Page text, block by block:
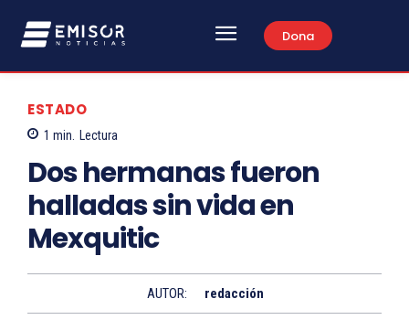
Dona
ESTADO
1 min. Lectura
Dos hermanas fueron
halladas sin vida en
Mexquitic
AUTOR: redacción